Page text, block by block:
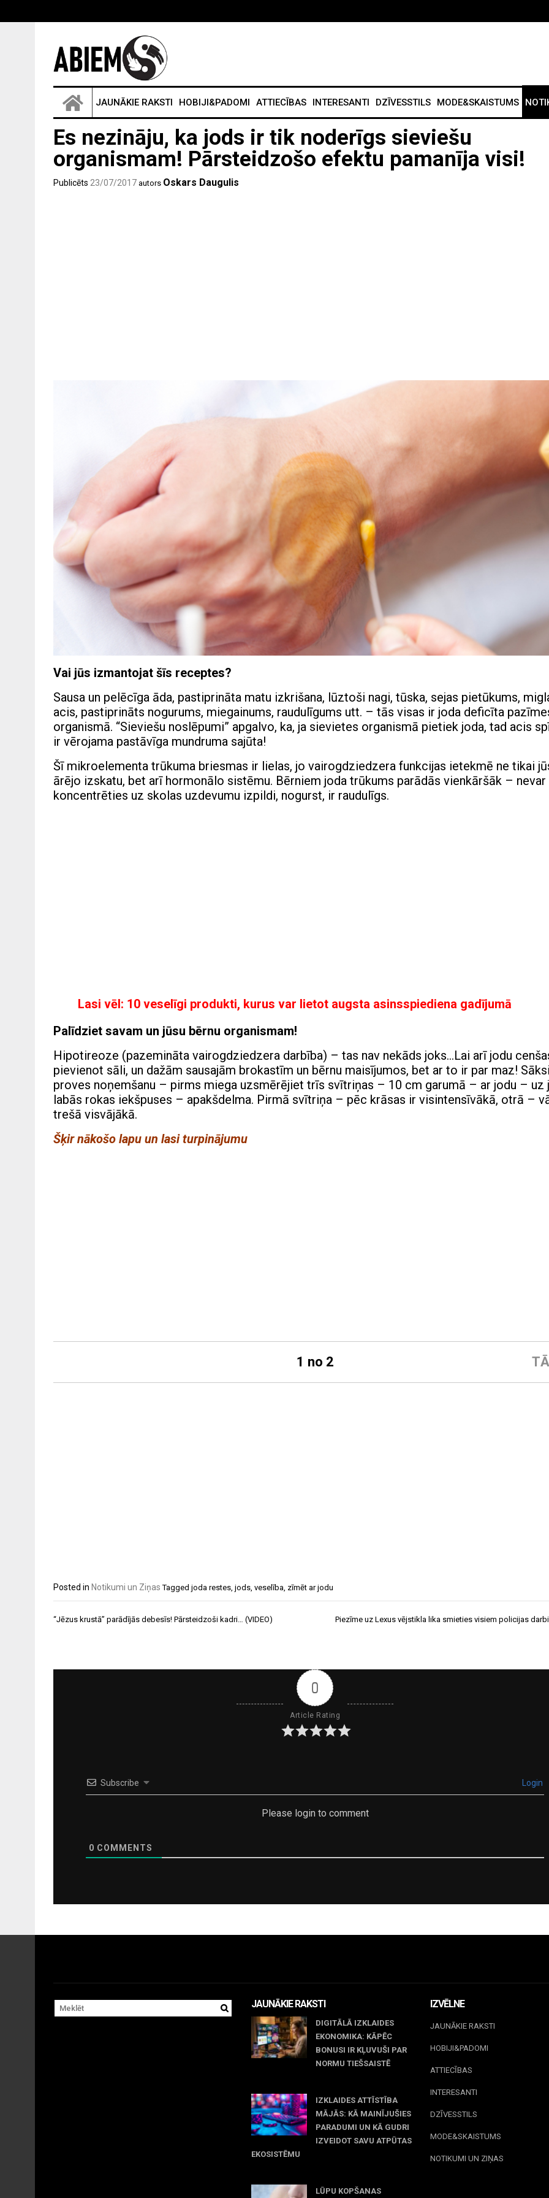
JAUNĀKIE RAKSTI HOBIJI&PADOMI ATTIECĪBAS INTERESANTI DZĪVESSTILS MODE&SKAISTUMS
Es nezināju, ka jods ir tik noderīgs sieviešu
organismam! Pārsteidzošo efektu pamanīja visi!
Publicēts 23/07/2017 autors Oskars Daugulis
Vai jūs izmantojat šīs receptes?
Sausa un pelēcīga āda, pastiprināta matu izkrišana, lūztoši nagi, tūska, sejas pietūkums,
acis, pastiprināts nogurums, miegainums, raudulīgums utt. – tās visas ir joda deficīta
organismā. “Sieviešu noslēpumi” apgalvo, ka, ja sievietes organismā pietiek joda, tad acis
ir vērojama pastāvīga mundruma sajūta!
Šī mikroelementa trūkuma briesmas ir lielas, jo vairogdziedzera funkcijas ietekmē ne tikai
ārējo izskatu, bet arī hormonālo sistēmu. Bērniem joda trūkums parādās vienkāršāk – nevar
koncentrēties uz skolas uzdevumu izpildi, nogurst, ir raudulīgs.
Lasi vēl: 10 veselīgi produkti, kurus var lietot augsta asinsspiediena gadījumā
Palīdziet savam un jūsu bērnu organismam!
Hipotireoze (pazemināta vairogdziedzera darbība) – tas nav nekāds joks…Lai arī jodu
pievienot sāli, un dažām sausajām brokastīm un bērnu maisījumos, bet ar to ir par maz!
proves noņemšanu – pirms miega uzsmērējiet trīs svītriņas – 10 cm garumā – ar jodu – uz
labās rokas iekšpuses – apakšdelma. Pirmā svītriņa – pēc krāsas ir visintensīvākā, otrā –
trešā visvājākā.
Šķir nākošo lapu un lasi turpinājumu
1 no 2
Posted in Notikumi un Ziņas Tagged joda restes jods veselība zīmēt ar jodu
Ziņu
“Jēzus krustā” parādījās debesīs! Pārsteidzoši kadri… (VIDEO) Piezīme uz Lexus vējstikla lika smieties visiem policijas
0
Article Rating
Subscribe Login
Please login to comment
0 COMMENTS
JAUNĀKIE RAKSTI
DIGITĀLĀ IZKLAIDES
EKONOMIKA: KĀPĒC
BONUSI IR KĻUVUŠI PAR
NORMU TIEŠSAISTĒ
IZKLAIDES ATTĪSTĪBA
MĀJĀS: KĀ MAINĪJUŠIES
PARADUMI UN KĀ GUDRI
IZVEIDOT SAVU ATPŪTAS
EKOSISTĒMU
LŪPU KOPŠANAS
IZVĒLNE
JAUNĀKIE RAKSTI
HOBIJI&PADOMI
ATTIECĪBAS
INTERESANTI
DZĪVESSTILS
MODE&SKAISTUMS
NOTIKUMI UN ZIŅAS